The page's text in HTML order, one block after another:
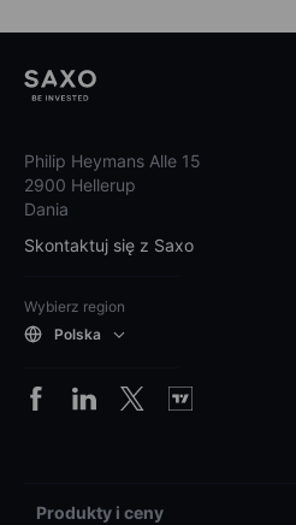
Philip Heymans Alle 15
2900 Hellerup
Dania
Skontaktuj się z Saxo
Wybierz region
Polska
Produkty i ceny